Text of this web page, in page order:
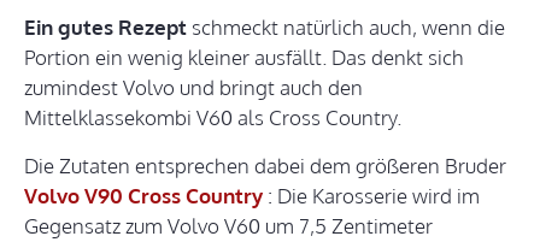
Ein gutes Rezept schmeckt natürlich auch, wenn die
Portion ein wenig kleiner ausfällt. Das denkt sich
zumindest Volvo und bringt auch den
Mittelklassekombi V60 als Cross Country.
Die Zutaten entsprechen dabei dem größeren Bruder
Volvo V90 Cross Country : Die Karosserie wird im
Gegensatz zum Volvo V60 um 7,5 Zentimeter